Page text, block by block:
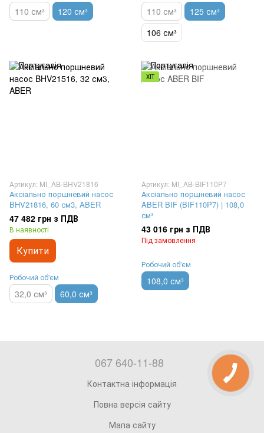
110 см³ 120 см³ 110 см³
125 см³
106 см³
Артикул: MI_AB-BHV21816
Аксіально поршневий насос
BHV21816, 60 см3, ABER
47 482 грн з ПДВ
В наявності
Купити
Робочий об'єм
32,0 см³ 60,0 см³
ХІТ
Артикул: MI_AB-BIF110P7
Аксіально поршневий насос
ABER BIF (BIF110P7) | 108,0
см³
43 016 грн з ПДВ
Під замовлення
Робочий об'єм
108,0 см³
067 640-11-88
Контактна інформація
Повна версія сайту
Мапа сайту